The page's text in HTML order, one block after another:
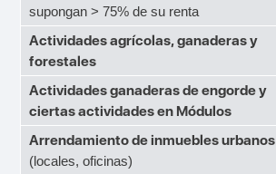
supongan > 75% de su renta
Actividades agrícolas, ganaderas y
forestales
Actividades ganaderas de engorde y
ciertas actividades en Módulos
Arrendamiento de inmuebles urbanos
(locales, oficinas)